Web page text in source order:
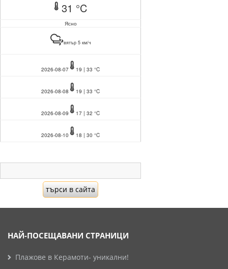
31 °C
Ясно
вятър 5 км/ч
2026-08-07 19 | 33 °C
2026-08-08 19 | 33 °C
2026-08-09 17 | 32 °C
2026-08-10 18 | 30 °C
НАЙ-ПОСЕЩАВАНИ СТРАНИЦИ
Плажове в Керамоти- уникални!